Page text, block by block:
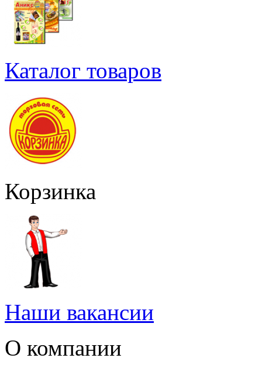
Каталог товаров
Корзинка
Наши вакансии
О компании